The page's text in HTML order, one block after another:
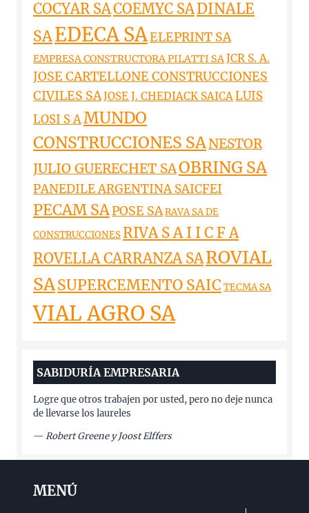
COCYAR SACOEMYC SADINALE
SAEDECA SAELEPRINT SA
EMPRESA CONSTRUCTORA PILATTI SAJCR S. A.
JOSE CARTELLONE CONSTRUCCIONES
CIVILES SAJOSE J. CHEDIACK SAICALUIS
LOSI S AMUNDO
CONSTRUCCIONES SANESTOR
JULIO GUERECHET SAOBRING SA
PANEDILE ARGENTINA SAICFEI
PECAM SAPOSE SARAVA SA DE
CONSTRUCCIONES RIVA S A I I C F A
ROVELLA CARRANZA SAROVIAL
SASUPERCEMENTO SAIC TECMA SA
VIAL AGRO SA
SABIDURÍA EMPRESARIA
Logre que otros trabajen por usted, pero no deje nunca
de llevarse los laureles
— Robert Greene y Joost Elffers
MENÚ